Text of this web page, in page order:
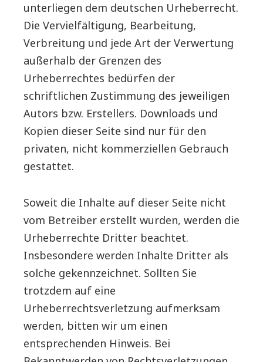
unterliegen dem deutschen Urheberrecht.
Die Vervielfältigung, Bearbeitung,
Verbreitung und jede Art der Verwertung
außerhalb der Grenzen des
Urheberrechtes bedürfen der
schriftlichen Zustimmung des jeweiligen
Autors bzw. Erstellers. Downloads und
Kopien dieser Seite sind nur für den
privaten, nicht kommerziellen Gebrauch
gestattet.
Soweit die Inhalte auf dieser Seite nicht
vom Betreiber erstellt wurden, werden die
Urheberrechte Dritter beachtet.
Insbesondere werden Inhalte Dritter als
solche gekennzeichnet. Sollten Sie
trotzdem auf eine
Urheberrechtsverletzung aufmerksam
werden, bitten wir um einen
entsprechenden Hinweis. Bei